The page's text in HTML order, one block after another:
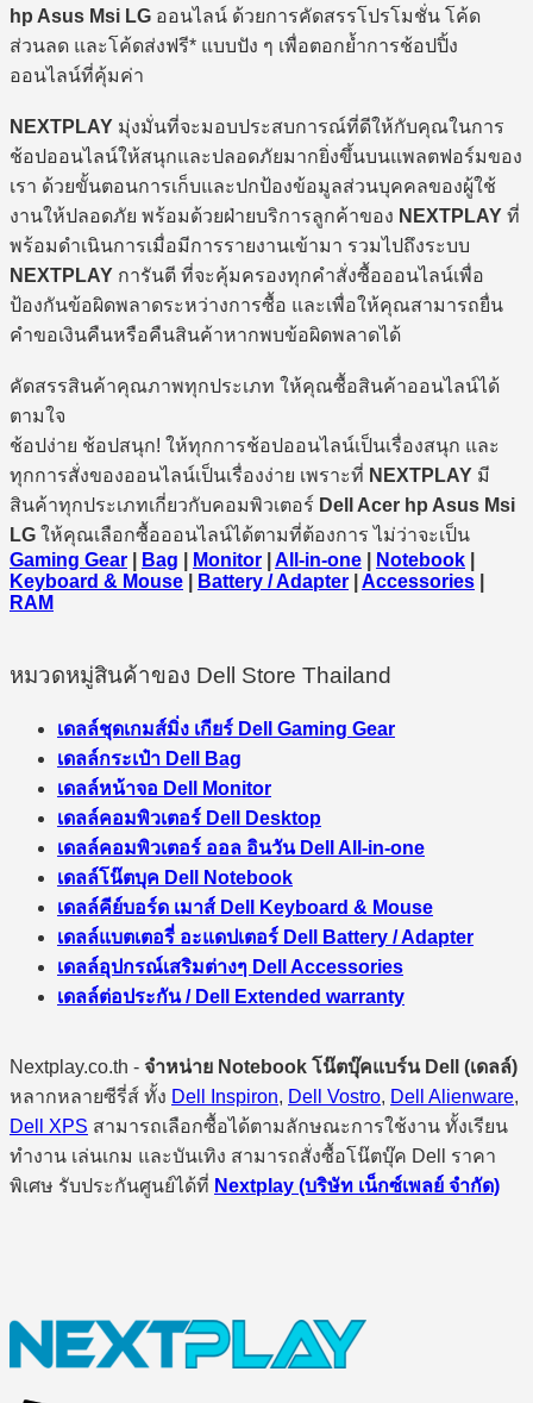
hp Asus Msi LG ออนไลน์ ด้วยการคัดสรรโปรโมชั่น โค้ด
ส่วนลด และโค้ดส่งฟรี* แบบปัง ๆ เพื่อตอกย้ำการช้อปปิ้ง
ออนไลน์ที่คุ้มค่า
NEXTPLAY มุ่งมั่นที่จะมอบประสบการณ์ที่ดีให้กับคุณในการ
ช้อปออนไลน์ให้สนุกและปลอดภัยมากยิ่งขึ้นบนแพลตฟอร์มของ
เรา ด้วยขั้นตอนการเก็บและปกป้องข้อมูลส่วนบุคคลของผู้ใช้
งานให้ปลอดภัย พร้อมด้วยฝ่ายบริการลูกค้าของ NEXTPLAY ที่
พร้อมดำเนินการเมื่อมีการรายงานเข้ามา รวมไปถึงระบบ
NEXTPLAY การันตี ที่จะคุ้มครองทุกคำสั่งซื้อออนไลน์เพื่อ
ป้องกันข้อผิดพลาดระหว่างการซื้อ และเพื่อให้คุณสามารถยื่น
คำขอเงินคืนหรือคืนสินค้าหากพบข้อผิดพลาดได้
คัดสรรสินค้าคุณภาพทุกประเภท ให้คุณซื้อสินค้าออนไลน์ได้
ตามใจ
ช้อปง่าย ช้อปสนุก! ให้ทุกการช้อปออนไลน์เป็นเรื่องสนุก และ
ทุกการสั่งของออนไลน์เป็นเรื่องง่าย เพราะที่ NEXTPLAY มี
สินค้าทุกประเภทเกี่ยวกับคอมพิวเตอร์ Dell Acer hp Asus Msi
LG ให้คุณเลือกซื้อออนไลน์ได้ตามที่ต้องการ ไม่ว่าจะเป็น
Gaming Gear
Bag Monitor All-in-one Notebook
Keyboard & Mouse
Battery / Adapter Accessories
RAM
หมวดหมู่สินค้าของ Dell Store Thailand
เดลล์ชุดเกมส์มิ่ง เกียร์ Dell Gaming Gear
เดลล์กระเป๋า Dell Bag
เดลล์หน้าจอ Dell Monitor
เดลล์คอมพิวเตอร์ Dell Desktop
เดลล์คอมพิวเตอร์ ออล อินวัน Dell All-in-one
เดลล์โน๊ตบุค Dell Notebook
เดลล์คีย์บอร์ด เมาส์ Dell Keyboard & Mouse
เดลล์แบตเตอรี่ อะแดปเตอร์ Dell Battery / Adapter
เดลล์อุปกรณ์เสริมต่างๆ Dell Accessories
เดลล์ต่อประกัน / Dell Extended warranty
Nextplay.co.th - จำหน่าย Notebook โน๊ตบุ๊คแบร์น Dell (เดลล์)
หลากหลายซีรี่ส์ ทั้ง Dell Inspiron, Dell Vostro, Dell Alienware,
Dell XPS สามารถเลือกซื้อได้ตามลักษณะการใช้งาน ทั้งเรียน
ทำงาน เล่นเกม และบันเทิง สามารถสั่งซื้อโน๊ตบุ๊ค Dell ราคา
พิเศษ รับประกันศูนย์ได้ที่ Nextplay (บริษัท เน็กซ์เพลย์ จำกัด)